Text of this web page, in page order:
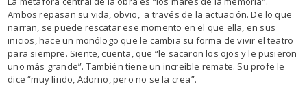
Ambos repasan su vida, obvio, a través de la actuación. De lo que
narran, se puede rescatar ese momento en el que ella, en sus
inicios, hace un monólogo que le cambia su forma de vivir el teatro
para siempre. Siente, cuenta, que “le sacaron los ojos y le pusieron
uno más grande”. También tiene un increíble remate. Su profe le
dice “muy lindo, Adorno, pero no se la crea”.